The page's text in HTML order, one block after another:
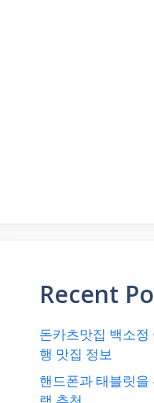
Recent
돈카츠맛집 백소정
행 맛집 정보
핸드폰과 태블릿